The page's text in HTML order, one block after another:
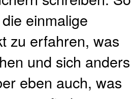
einmalige
zu erfahren, was
und sich anders
eben auch, was